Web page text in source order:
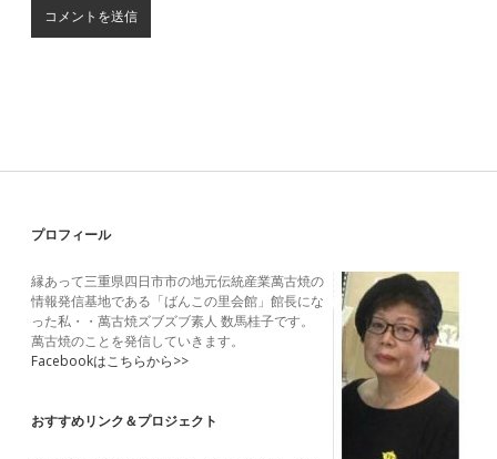
Sidebar
プロフィール
縁あって三重県四日市市の地元伝統産業萬古焼の
情報発信基地である「ばんこの里会館」館長にな
った私・・萬古焼ズブズブ素人 数馬桂子です。
萬古焼のことを発信していきます。
Facebookはこちらから>>
おすすめリンク＆プロジェクト